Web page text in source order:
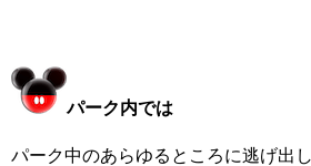
パーク内では
パーク中のあらゆるところに逃げ出